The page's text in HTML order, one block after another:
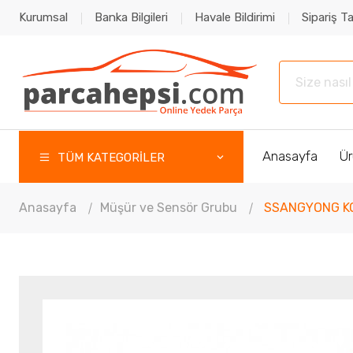
Kurumsal Banka Bilgileri Havale Bildirimi Sipariş
TÜM KATEGORİLER Anasayfa
Anasayfa Müşür ve Sensör Grubu SSANGYONG